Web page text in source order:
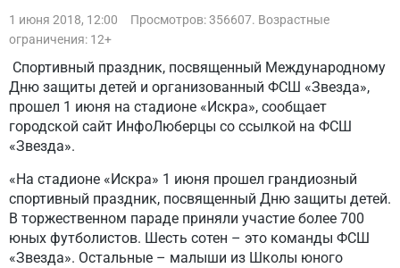
1 июня 2018, 12:00
Просмотров: 356607. Возрастные
ограничения: 12+
Спортивный праздник, посвященный Международному
Дню защиты детей и организованный ФСШ «Звезда»,
прошел 1 июня на стадионе «Искра», сообщает
городской сайт ИнфоЛюберцы со ссылкой на ФСШ
«Звезда».
«На стадионе «Искра» 1 июня прошел грандиозный
спортивный праздник, посвященный Дню защиты детей.
В торжественном параде приняли участие более 700
юных футболистов. Шесть сотен – это команды ФСШ
«Звезда». Остальные – малыши из Школы юного